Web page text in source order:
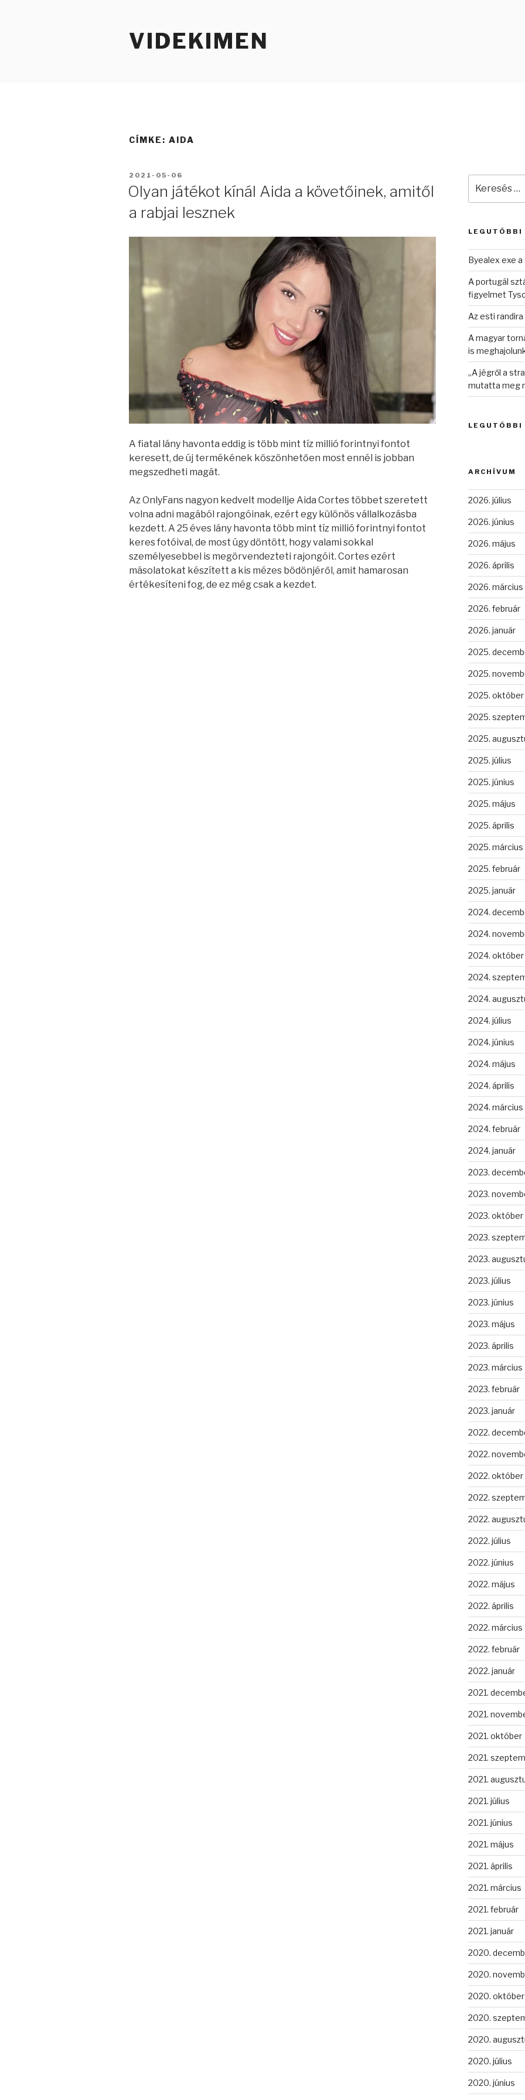
VIDEKIMEN
CÍMKE: AIDA
BEKÜLDVE:
2021-05-06
Olyan játékot kínál Aida a követőinek, amitől
a rabjai lesznek
A fiatal lány havonta eddig is több mint tíz millió forintnyi fontot
keresett, de új termékének köszönhetően most ennél is jobban
megszedheti magát.
Az OnlyFans nagyon kedvelt modellje Aida Cortes többet szeretett
volna adni magából rajongóinak, ezért egy különös vállalkozásba
kezdett. A 25 éves lány havonta több mint tíz millió forintnyi fontot
keres fotóival, de most úgy döntött, hogy valami sokkal
személyesebbel is megörvendezteti rajongóit. Cortes ezért
másolatokat készített a kis mézes bödönjéről, amit hamarosan
értékesíteni fog, de ez még csak a kezdet.
következő
LEGUTÓBBI
Byealex exe
A portugál
figyelmet
Az esti
A magyar
is
„A jégről a
mutatta meg
LEGUTÓBBI
ARCHÍVUM
2026. július
2026. június
2026. május
2026. április
2026. március
2026. február
2026. január
2025.
2025.
2025. október
2025.
2025.
2025. július
2025. június
2025. május
2025. április
2025. március
2025. február
2025. január
2024.
2024.
2024. október
2024.
2024.
2024. július
2024. június
2024. május
2024. április
2024. március
2024. február
2024. január
2023.
2023.
2023. október
2023.
2023.
2023. július
2023. június
2023. május
2023. április
2023. március
2023. február
2023. január
2022.
2022.
2022. október
2022.
2022.
2022. július
2022. június
2022. május
2022. április
2022. március
2022. február
2022. január
2021.
2021.
2021. október
2021.
2021.
2021. július
2021. június
2021. május
2021. április
2021. március
2021. február
2021. január
2020.
2020.
2020. október
2020.
2020.
2020. július
2020. június